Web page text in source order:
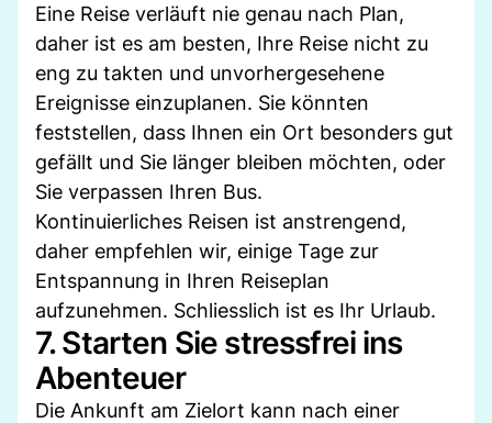
Eine Reise verläuft nie genau nach Plan,
daher ist es am besten, Ihre Reise nicht zu
eng zu takten und unvorhergesehene
Ereignisse einzuplanen. Sie könnten
feststellen, dass Ihnen ein Ort besonders gut
gefällt und Sie länger bleiben möchten, oder
Sie verpassen Ihren Bus.
Kontinuierliches Reisen ist anstrengend,
daher empfehlen wir, einige Tage zur
Entspannung in Ihren Reiseplan
aufzunehmen. Schliesslich ist es Ihr Urlaub.
7. Starten Sie stressfrei ins
Abenteuer
Die Ankunft am Zielort kann nach einer